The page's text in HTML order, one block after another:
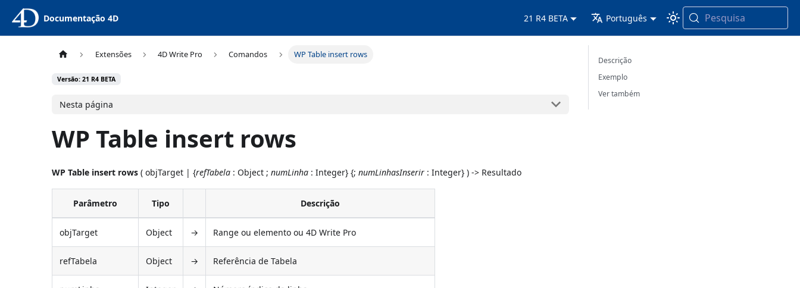
Documentação 4D 21 R4 BETA Português Pesquisa
Extensões 4D Write Pro Comandos WP Table insert rows
Versão: 21 R4 BETA
Nesta página
WP Table insert rows
WP Table insert rows ( objTarget | {refTabela : Object ;numLinha : Integer} {;numLinhasInserir : Integer} ) -> Resultado
Parâmetro Tipo Descrição
objTarget Object → Range ou elemento ou 4D Write Pro
refTabela Object → Referência de Tabela
Descrição
Exemplo
Ver também